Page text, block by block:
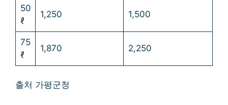
50
ℓ
1,250 1,500
75
ℓ
1,870 2,250
출처 가평군청